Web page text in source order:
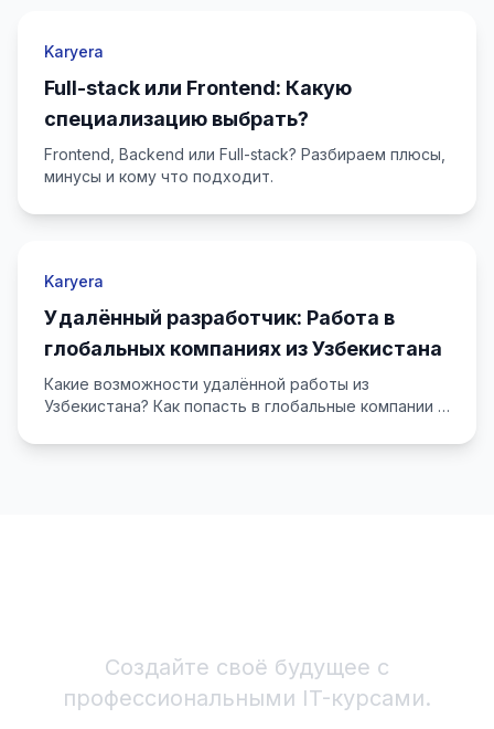
Karyera
Full-stack или Frontend: Какую
специализацию выбрать?
Frontend, Backend или Full-stack? Разбираем плюсы,
минусы и кому что подходит.
Karyera
Удалённый разработчик: Работа в
глобальных компаниях из Узбекистана
Какие возможности удалённой работы из
Узбекистана? Как попасть в глобальные компании и
Создайте своё будущее с
профессиональными IT-курсами.